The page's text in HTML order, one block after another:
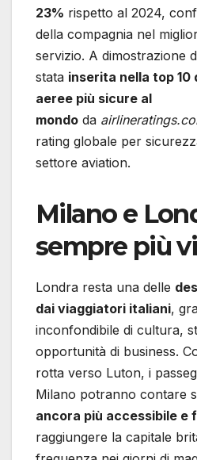
23% rispetto al 2024,
della compagnia nel
servizio. A dimostrazione
stata inserita nella top 10
aeree più sicure al
mondo da
rating globale per
settore aviation.
Milano e
sempre più
Londra resta una delle
dai viaggiatori italiani,
inconfondibile di cultura,
opportunità di business.
rotta verso Luton, i
Milano potranno contare
ancora più accessibile e
raggiungere la capitale